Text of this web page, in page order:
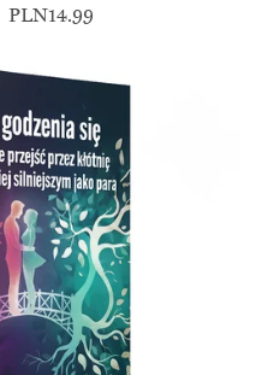
PLN14.99